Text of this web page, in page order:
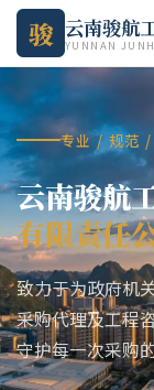
骏 云南骏航
YUNNAN
专业 / 规范 /
云南骏航
有限责任
致力于为政府机
采购代理及工程
守护每一次采购